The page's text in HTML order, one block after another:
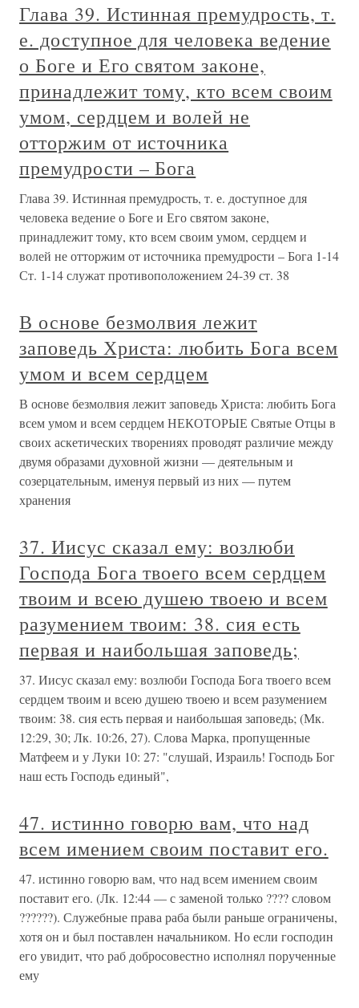
Глава 39. Истинная премудрость, т.
е. доступное для человека ведение
о Боге и Его святом законе,
принадлежит тому, кто всем своим
умом, сердцем и волей не
отторжим от источника
премудрости – Бога
Глава 39. Истинная премудрость, т. е. доступное для
человека ведение о Боге и Его святом законе,
принадлежит тому, кто всем своим умом, сердцем и
волей не отторжим от источника премудрости – Бога 1-14
Ст. 1-14 служат противоположением 24-39 ст. 38
В основе безмолвия лежит
заповедь Христа: любить Бога всем
умом и всем сердцем
В основе безмолвия лежит заповедь Христа: любить Бога
всем умом и всем сердцем НЕКОТОРЫЕ Святые Отцы в
своих аскетических творениях проводят различие между
двумя образами духовной жизни — деятельным и
созерцательным, именуя первый из них — путем
хранения
37. Иисус сказал ему: возлюби
Господа Бога твоего всем сердцем
твоим и всею душею твоею и всем
разумением твоим: 38. сия есть
первая и наибольшая заповедь;
37. Иисус сказал ему: возлюби Господа Бога твоего всем
сердцем твоим и всею душею твоею и всем разумением
твоим: 38. сия есть первая и наибольшая заповедь; (Мк.
12:29, 30; Лк. 10:26, 27). Слова Марка, пропущенные
Матфеем и у Луки 10: 27: "слушай, Израиль! Господь Бог
наш есть Господь единый",
47. истинно говорю вам, что над
всем имением своим поставит его.
47. истинно говорю вам, что над всем имением своим
поставит его. (Лк. 12:44 — с заменой только ???? словом
??????). Служебные права раба были раньше ограничены,
хотя он и был поставлен начальником. Но если господин
его увидит, что раб добросовестно исполнял порученные
ему